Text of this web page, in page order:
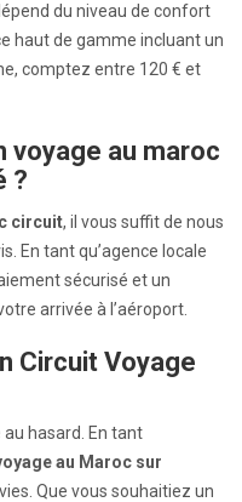
du niveau de confort
haut de gamme incluant un
comptez entre 120 € et
voyage au maroc
?
circuit, il vous suffit de nous
En tant qu’agence locale
sécurisé et un
arrivée à l’aéroport.
Circuit Voyage
hasard. En tant
au Maroc sur
Que vous souhaitiez un